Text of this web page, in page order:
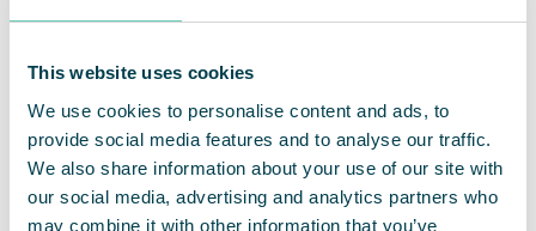
This website uses cookies
We use cookies to personalise content and ads, to
provide social media features and to analyse our traffic.
We also share information about your use of our site with
our social media, advertising and analytics partners who
may combine it with other information that you’ve
produktionsanläggning.
Detta bidrar till:
– Mindre störningar i arbetsflödet
– Ökad produktivitet
– Bättre trivsel för alla